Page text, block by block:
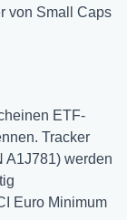
von Small Caps
ETF-
Tracker
A1J781) werden
Euro Minimum